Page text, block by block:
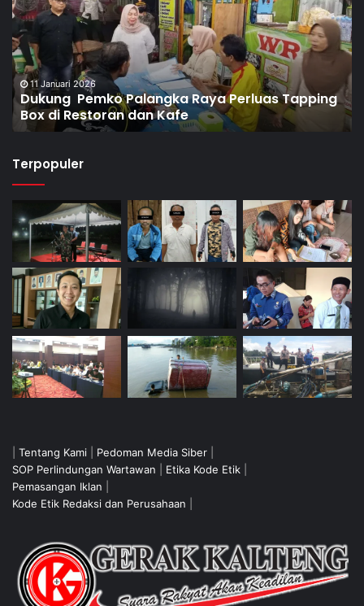
8 Januari 2026
Dorong Pembentukan Pos Terpadu Berantas
Narkoba di Puntun
Terpopuler
Tentang Kami Pedoman Media Siber
SOP Perlindungan Wartawan
Etika Kode Etik
Pemasangan Iklan
Kode Etik Redaksi dan Perusahaan